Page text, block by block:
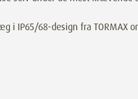
i IP65/68-design fra TORMAX